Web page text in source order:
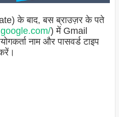
के बाद, बस ब्राउज़र के पते
) में Gmail
नाम और पासवर्ड टाइप